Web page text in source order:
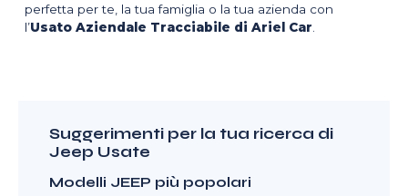
perfetta per te, la tua famiglia o la tua azienda con
l’Usato Aziendale Tracciabile di Ariel Car
Suggerimenti per la tua ricerca di
Jeep Usate
Modelli JEEP più popolari